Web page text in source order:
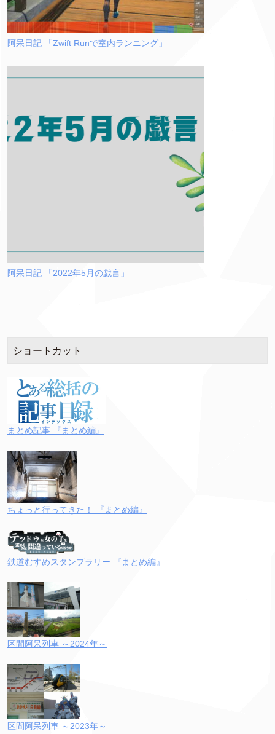
阿呆日記 「Zwift Runで室内ランニング」
阿呆日記 「2022年5月の戯言」
ショートカット
まとめ記事 『まとめ編』
ちょっと行ってきた！ 『まとめ編』
鉄道むすめスタンプラリー 『まとめ編』
区間阿呆列車 ～2024年～
区間阿呆列車 ～2023年～